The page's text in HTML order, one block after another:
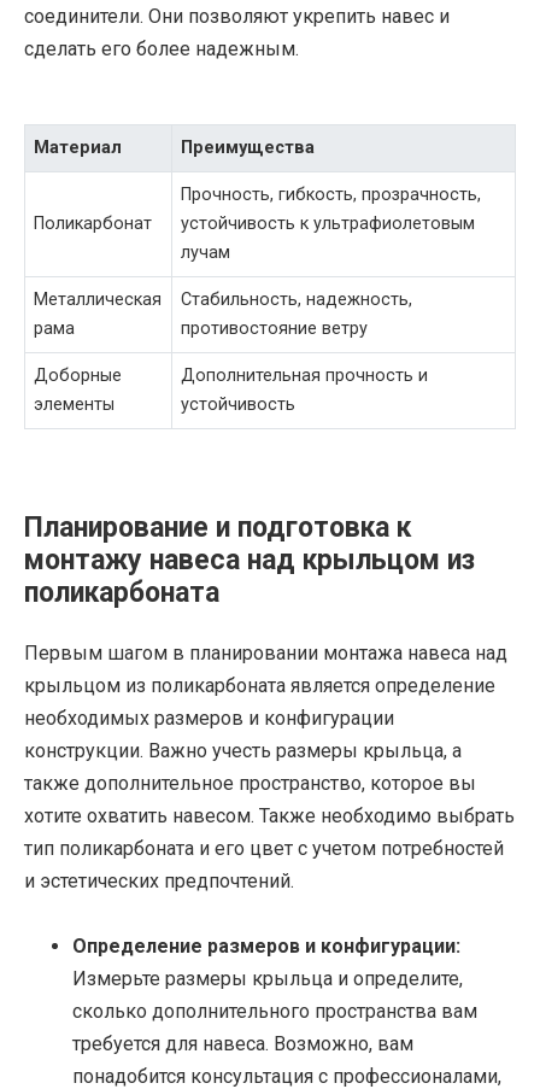
соединители. Они позволяют укрепить навес и
сделать его более надежным.
Материал Преимущества
Поликарбонат
Прочность, гибкость, прозрачность,
устойчивость к ультрафиолетовым
лучам
Металлическая
рама
Стабильность, надежность,
противостояние ветру
Доборные
элементы
Дополнительная прочность и
устойчивость
Планирование и подготовка к
монтажу навеса над крыльцом из
поликарбоната
Первым шагом в планировании монтажа навеса над
крыльцом из поликарбоната является определение
необходимых размеров и конфигурации
конструкции. Важно учесть размеры крыльца, а
также дополнительное пространство, которое вы
хотите охватить навесом. Также необходимо выбрать
тип поликарбоната и его цвет с учетом потребностей
и эстетических предпочтений.
Определение размеров и конфигурации:
Измерьте размеры крыльца и определите,
сколько дополнительного пространства вам
требуется для навеса. Возможно, вам
понадобится консультация с профессионалами,